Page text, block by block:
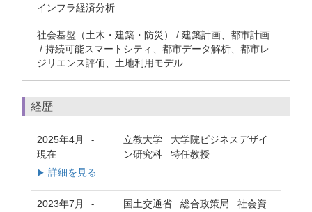
インフラ経済分析
社会基盤（土木・建築・防災） / 建築計画、都市計画
/ 持続可能スマートシティ、都市データ解析、都市レ
ジリエンス評価、土地利用モデル
経歴
2025年4月 -
現在
立教大学 大学院ビジネスデザイ
ン研究科 特任教授
▶ 詳細を見る
2023年7月 -
国土交通省 総合政策局 社会資